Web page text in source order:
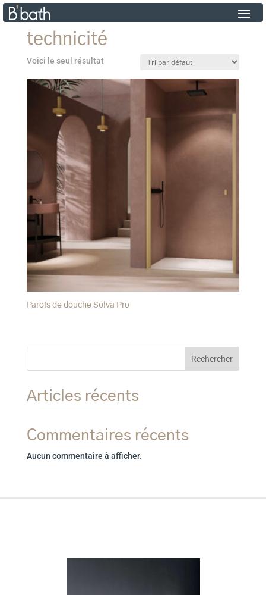
technicité
Voici le seul résultat
Parois de douche Solva Pro
Rechercher
Articles récents
Commentaires récents
Aucun commentaire à afficher.